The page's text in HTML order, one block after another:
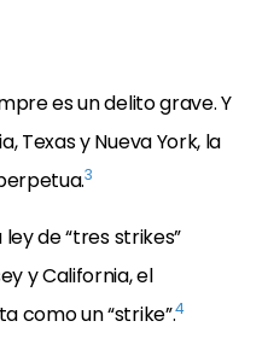
es un delito grave. Y
Texas y Nueva York, la
3
de “tres strikes”
y California, el
como un “strike”.4